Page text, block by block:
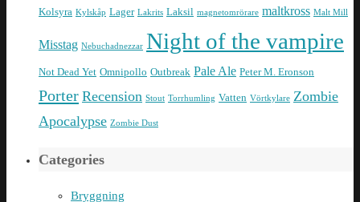
Kolsyra Kylskåp Lager Lakrits Laksil magnetomrörare maltkross Malt Mill
Misstag Nebuchadnezzar Night of the vampire
Not Dead Yet Omnipollo Outbreak Pale Ale Peter M. Eronson
Porter Recension Stout Torrhumling Vatten Vörtkylare Zombie
Apocalypse Zombie Dust
Categories
Bryggning